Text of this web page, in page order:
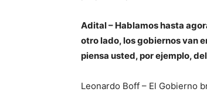
Adital – Hablamos hasta
otro lado, los gobiernos van
piensa usted, por ejemplo,
Leonardo Boff – El Gobierno